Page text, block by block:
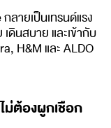
ลายเป็นเทรนด์แรง
ดินสบาย และเข้ากับ
H&M และ ALDO
ม่ต้องผูกเชือก